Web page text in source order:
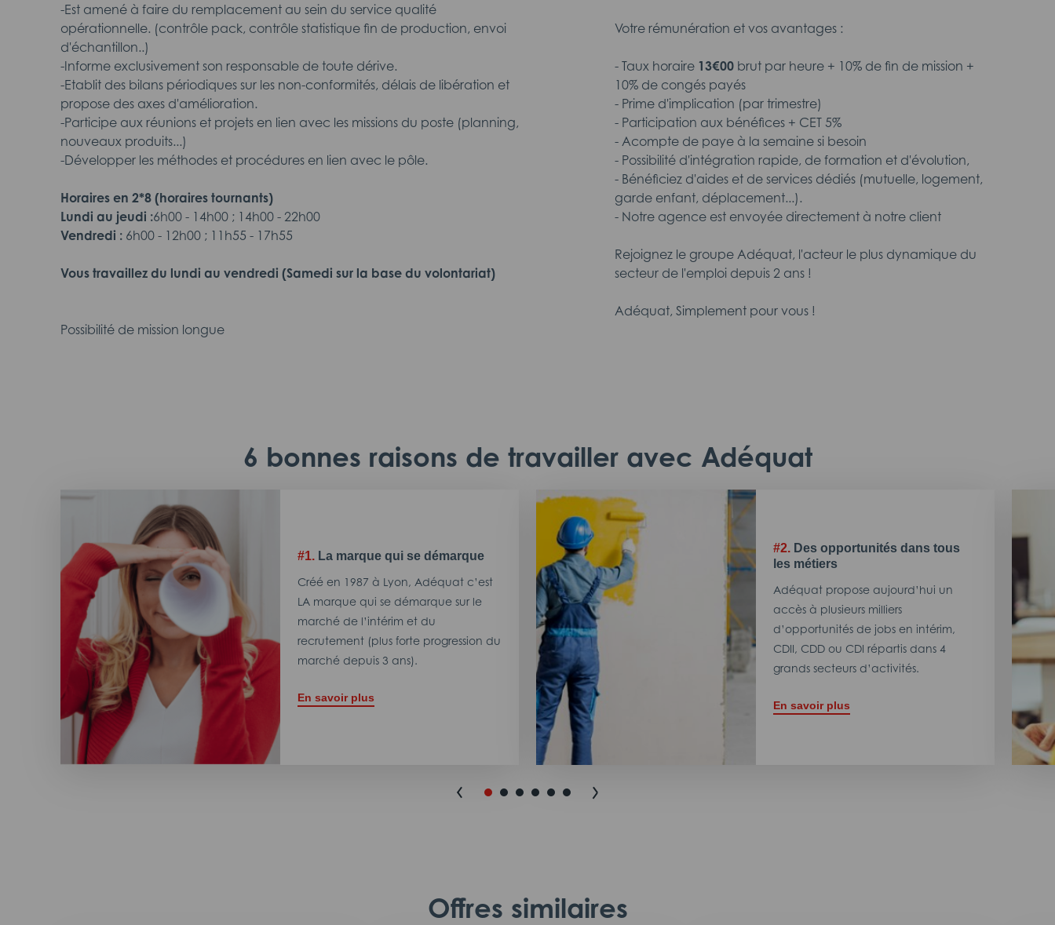
-Est amené à faire du remplacement au sein du service qualité
opérationnelle. (contrôle pack, contrôle statistique fin de production, envoi
d'échantillon..)
-Informe exclusivement son responsable de toute dérive.
-Etablit des bilans périodiques sur les non-conformités, délais de libération et
propose des axes d'amélioration.
-Participe aux réunions et projets en lien avec les missions du poste (planning,
nouveaux produits...)
-Développer les méthodes et procédures en lien avec le pôle.
Horaires en 2*8 (horaires tournants)
Lundi au jeudi :6h00 - 14h00 ; 14h00 - 22h00
Vendredi : 6h00 - 12h00 ; 11h55 - 17h55
Vous travaillez du lundi au vendredi (Samedi sur la base du volontariat)
Possibilité de mission longue
Votre rémunération et vos avantages :
- Taux horaire 13€00 brut par heure + 10% de fin de mission +
10% de congés payés
- Prime d'implication (par trimestre)
- Participation aux bénéfices + CET 5%
- Acompte de paye à la semaine si besoin
- Possibilité d'intégration rapide, de formation et d'évolution,
- Bénéficiez d'aides et de services dédiés (mutuelle, logement,
garde enfant, déplacement...).
- Notre agence est envoyée directement à notre client
Rejoignez le groupe Adéquat, l'acteur le plus dynamique du
secteur de l'emploi depuis 2 ans !
Adéquat, Simplement pour vous !
6 bonnes raisons de travailler avec Adéquat
#1. La marque qui se démarque
Créé en 1987 à Lyon, Adéquat c’est
LA marque qui se démarque sur le
marché de l’intérim et du
recrutement (plus forte progression du
marché depuis 3 ans).
En savoir plus
#2. Des opportunités dans tous
les métiers
Adéquat propose aujourd’hui un
accès à plusieurs milliers
d’opportunités de jobs en intérim,
CDII, CDD ou CDI répartis dans 4
grands secteurs d’activités.
En savoir plus
Offres similaires